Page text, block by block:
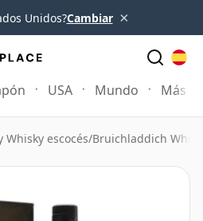
Unidos?Cambiar ×
USA Mundo Más
Whisky escocés/Bruichladdich